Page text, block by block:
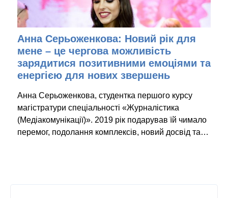
Анна Серьоженкова: Новий рік для
мене – це чергова можливість
зарядитися позитивними емоціями та
енергією для нових звершень
Анна Серьоженкова, студентка першого курсу
магістратури спеціальності «Журналістика
(Медіакомунікації)». 2019 рік подарував їй чимало
перемог, подолання комплексів, новий досвід та…